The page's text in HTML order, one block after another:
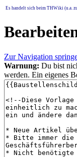
Es handelt sich beim THWiki (u.a.
Zur Navigation
Warnung: Du bist
werden. Ein eigenes